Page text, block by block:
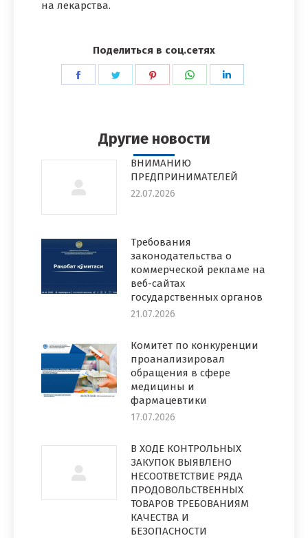
на лекарства.
Поделиться в соц.сетях
ПоделитьсяПоделитьсяПоделитьсяПоделиться
Другие новости
ВНИМАНИЮ
ПРЕДПРИНИМАТЕЛЕЙ
22.07.2026
Требования
законодательства о
коммерческой рекламе на
веб-сайтах
государственных органов
21.07.2026
Комитет по конкуренции
проанализировал
обращения в сфере
медицины и
фармацевтики
17.07.2026
В ХОДЕ КОНТРОЛЬНЫХ
ЗАКУПОК ВЫЯВЛЕНО
НЕСООТВЕТСТВИЕ РЯДА
ПРОДОВОЛЬСТВЕННЫХ
ТОВАРОВ ТРЕБОВАНИЯМ
КАЧЕСТВА И
БЕЗОПАСНОСТИ